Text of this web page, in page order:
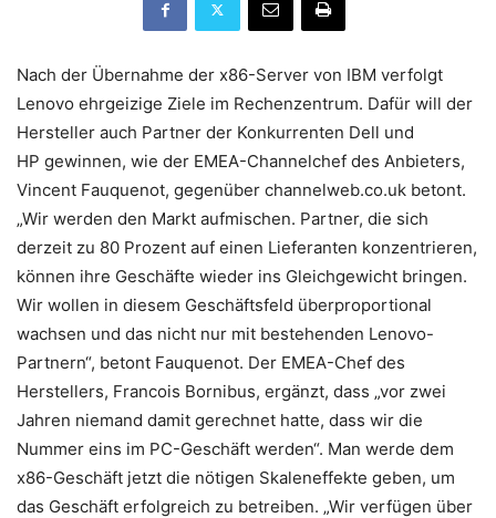
Nach der Übernahme der x86-Server von IBM verfolgt
Lenovo ehrgeizige Ziele im Rechenzentrum. Dafür will der
Hersteller auch Partner der Konkurrenten Dell und
HP gewinnen, wie der EMEA-Channelchef des Anbieters,
Vincent Fauquenot, gegenüber channelweb.co.uk betont.
„Wir werden den Markt aufmischen. Partner, die sich
derzeit zu 80 Prozent auf einen Lieferanten konzentrieren,
können ihre Geschäfte wieder ins Gleichgewicht bringen.
Wir wollen in diesem Geschäftsfeld überproportional
wachsen und das nicht nur mit bestehenden Lenovo-
Partnern“, betont Fauquenot. Der EMEA-Chef des
Herstellers, Francois Bornibus, ergänzt, dass „vor zwei
Jahren niemand damit gerechnet hatte, dass wir die
Nummer eins im PC-Geschäft werden“. Man werde dem
x86-Geschäft jetzt die nötigen Skaleneffekte geben, um
das Geschäft erfolgreich zu betreiben. „Wir verfügen über